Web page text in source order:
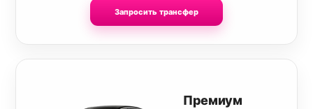
Запросить трансфер
Премиум